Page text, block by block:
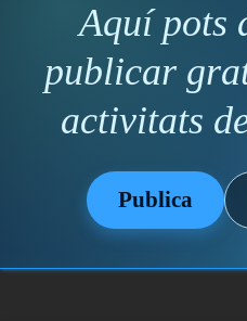
Aquí pots
publicar
activitats
Publica